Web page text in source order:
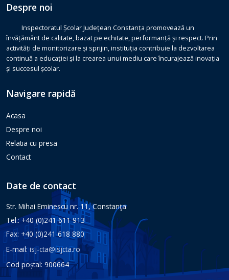
Despre noi
Inspectoratul Școlar Județean Constanța promovează un
învățământ de calitate, bazat pe echitate, performanță și respect. Prin
activități de monitorizare și sprijin, instituția contribuie la dezvoltarea
continuă a educației și la crearea unui mediu care încurajează inovația
și succesul școlar.
Navigare rapidă
Acasa
Despre noi
Relatia cu presa
Contact
Date de contact
Str. Mihai Eminescu nr. 11, Constanţa
Tel.: +40 (0)241 611 913
Fax: +40 (0)241 618 880
E-mail:isj-cta@isjcta.ro
Cod poștal: 900664